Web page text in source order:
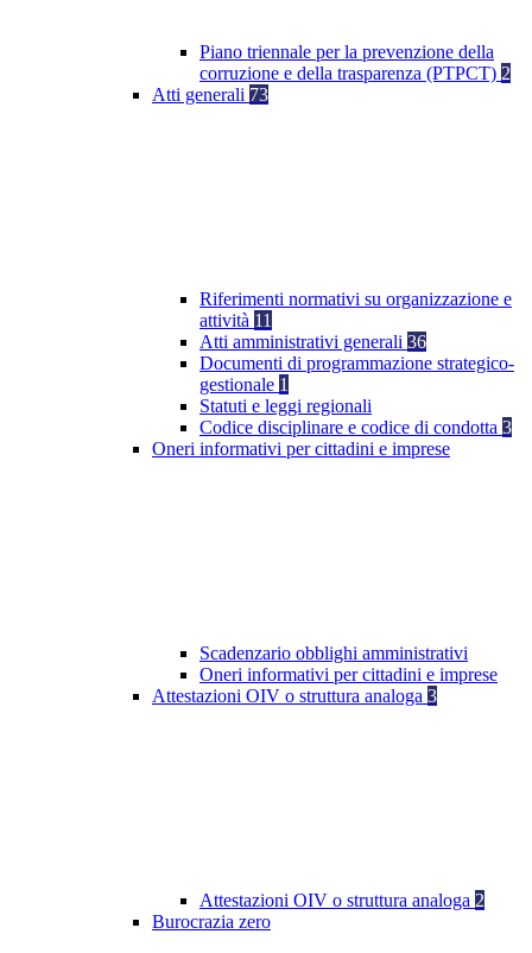
Piano triennale per la prevenzione della
corruzione e della trasparenza (PTPCT) 2
Atti generali 73
Riferimenti normativi su organizzazione e
attività 11
Atti amministrativi generali 36
Documenti di programmazione strategico-
gestionale 1
Statuti e leggi regionali
Codice disciplinare e codice di condotta 3
Oneri informativi per cittadini e imprese
Scadenzario obblighi amministrativi
Oneri informativi per cittadini e imprese
Attestazioni OIV o struttura analoga 3
Attestazioni OIV o struttura analoga 2
Burocrazia zero